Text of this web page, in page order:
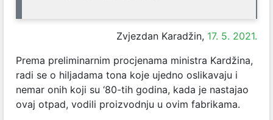
Zvjezdan Karadžin, 17. 5. 2021.
Prema preliminarnim procjenama ministra Kardžina,
radi se o hiljadama tona koje ujedno oslikavaju i
nemar onih koji su ‘80-tih godina, kada je nastajao
ovaj otpad, vodili proizvodnju u ovim fabrikama.